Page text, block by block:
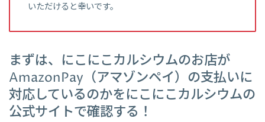
いただけると幸いです。
まずは、にこにこカルシウムのお店が
AmazonPay（アマゾンペイ）の支払いに
対応しているのかをにこにこカルシウムの
公式サイトで確認する！